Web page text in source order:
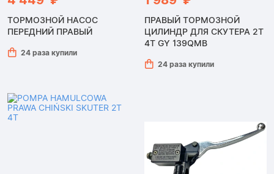
ТОРМОЗНОЙ НАСОС
ПЕРЕДНИЙ ПРАВЫЙ
24 раза купили
ПРАВЫЙ ТОРМОЗНОЙ
ЦИЛИНДР ДЛЯ СКУТЕРА 2Т
4Т GY 139QMB
24 раза купили